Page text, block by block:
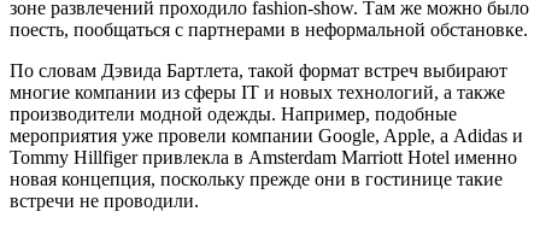
зоне развлечений проходило fashion-show. Там же можно было
поесть, пообщаться с партнерами в неформальной обстановке.
По словам Дэвида Бартлета, такой формат встреч выбирают
многие компании из сферы IT и новых технологий, а также
производители модной одежды. Например, подобные
мероприятия уже провели компании Google, Apple, а Adidas и
Tommy Hillfiger привлекла в Amsterdam Marriott Hotel именно
новая концепция, поскольку прежде они в гостинице такие
встречи не проводили.